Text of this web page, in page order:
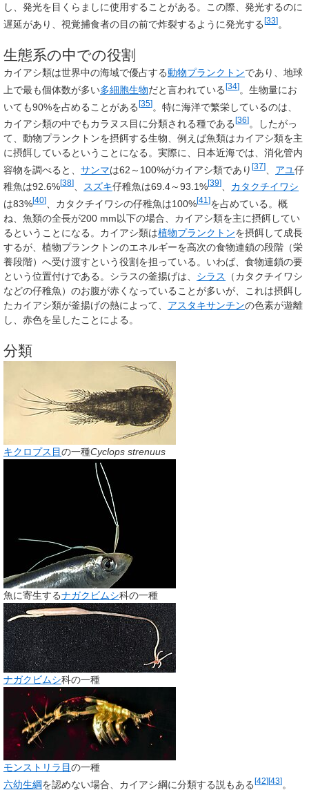
し、発光を目くらましに使用することがある。この際、発光するのに
遅延があり、視覚捕食者の目の前で炸裂するように発光する[33]。
生態系の中での役割
カイアシ類は世界中の海域で優占する動物プランクトンであり、地球
上で最も個体数が多い多細胞生物だと言われている[34]。生物量にお
いても90%を占めることがある[35]
。特に海洋で繁栄しているのは、
カイアシ類の中でもカラヌス目に分類される種である [36] 。したがっ
て、動物プランクトンを摂餌する生物、例えば魚類はカイアシ類を主
に摂餌しているということになる。実際に、日本近海では、消化管内
容物を調べると、 サンマは62～100%がカイアシ類であり [37] アユ仔
稚魚は92.6%[38] スズキ仔稚魚は69.4～93.1%[39]
カタクチイワシ
は83%[40] 、カタクチイワシの仔稚魚は100%[41 ]を占めている。概
ね、魚類の全長が200 mm以下の場合、カイアシ類を主に摂餌してい
るということになる。カイアシ類は植物プランクトンを摂餌して成長
するが、植物プランクトンのエネルギーを高次の食物連鎖の段階（栄
養段階）へ受け渡すという役割を担っている。いわば、食物連鎖の要
という位置付けである。シラスの釜揚げは、 シラス
（カタクチイワシ
などの仔稚魚）のお腹が赤くなっていることが多いが、これは摂餌し
たカイアシ類が釜揚げの熱によって、 アスタキサンチンの色素が遊離
し、赤色を呈したことによる。
分類
キクロプス目の一種Cyclops strenuus
魚に寄生するナガクビムシ科の一種
ナガクビムシ科の一種
モンストリラ目の一種
六幼生綱を認めない場合、 カイアシ綱に分類する説もある [42][43] 。